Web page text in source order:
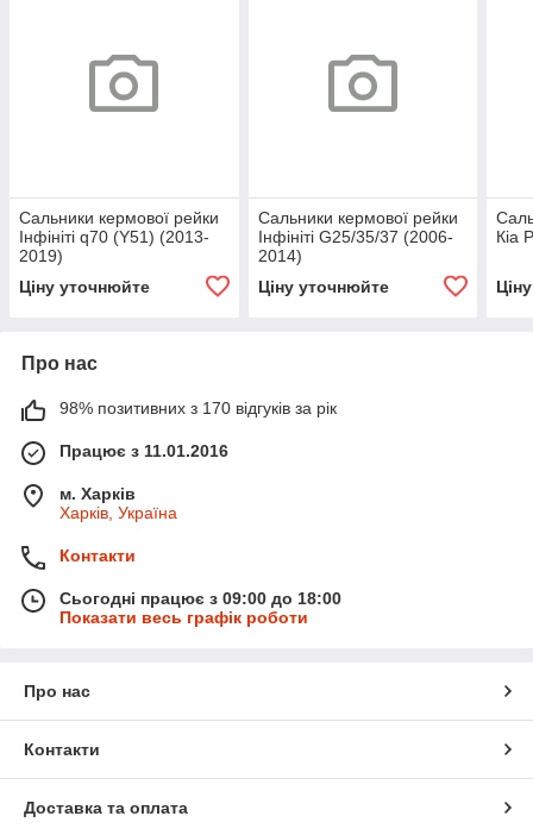
Сальники кермової рейки
Інфініті q70 (Y51) (2013-
2019)
Ціну уточнюйте
Сальники кермової рейки
Інфініті G25/35/37 (2006-
2014)
Ціну уточнюйте
Кіа
Про нас
98% позитивних з 170 відгуків за рік
Працює з 11.01.2016
м. Харків
Харків, Україна
Контакти
Сьогодні працює з 09:00 до 18:00
Показати весь графік роботи
Про нас
Контакти
Доставка та оплата